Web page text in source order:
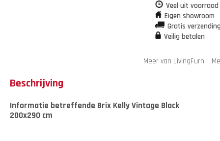
Veel uit
Eigen showroom
Gratis
Veilig betalen
Meer van LivingFurn |
Beschrijving
Informatie betreffende Brix Kelly Vintage Black
200x290 cm